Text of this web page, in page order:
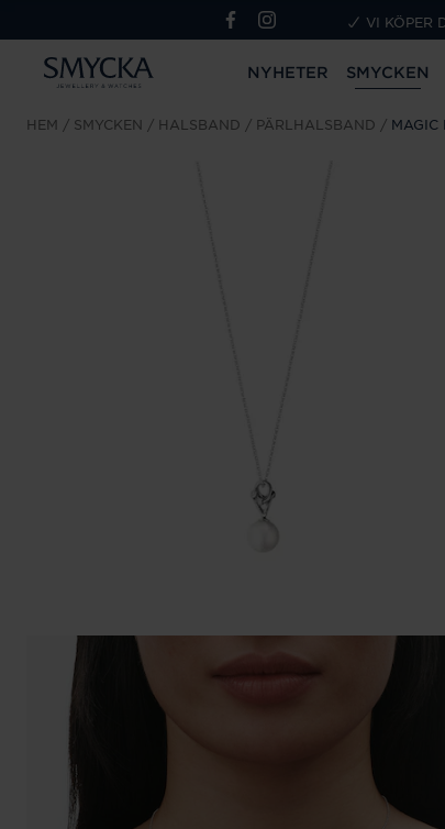
VI KÖPER
NYHETER SMYCKEN
HEM SMYCKEN HALSBAND PÄRLHALSBAND MAGIC